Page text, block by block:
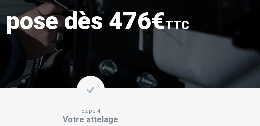
dès 476€TTC
Étape 4
Votre attelage